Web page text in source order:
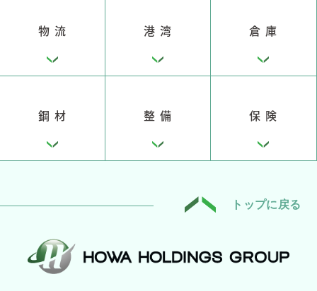
物 流 港 湾 倉 庫
鋼 材 整 備 保 険
トップに戻る